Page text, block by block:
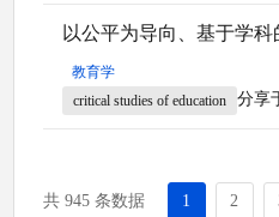
以公平为导向、基于学
教育学
critical studies of education
分享
共 945 条数据 1 2